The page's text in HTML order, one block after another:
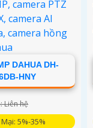
DAHUA DH-
HNY
Liên hệ
5%-35%